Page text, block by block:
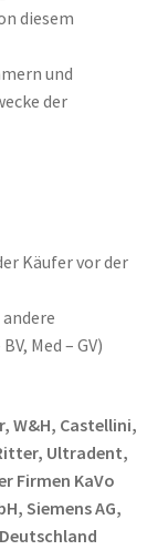
diesem
und
der
Käufer vor der
Med – GV)
W&H, Castellini,
Ultradent,
Firmen KaVo
Siemens AG,